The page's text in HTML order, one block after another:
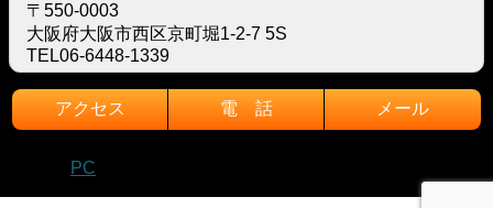
〒550-0003
大阪府大阪市西区京町堀1-2-7 5S
TEL06-6448-1339
アクセス 電 話 メール
PC